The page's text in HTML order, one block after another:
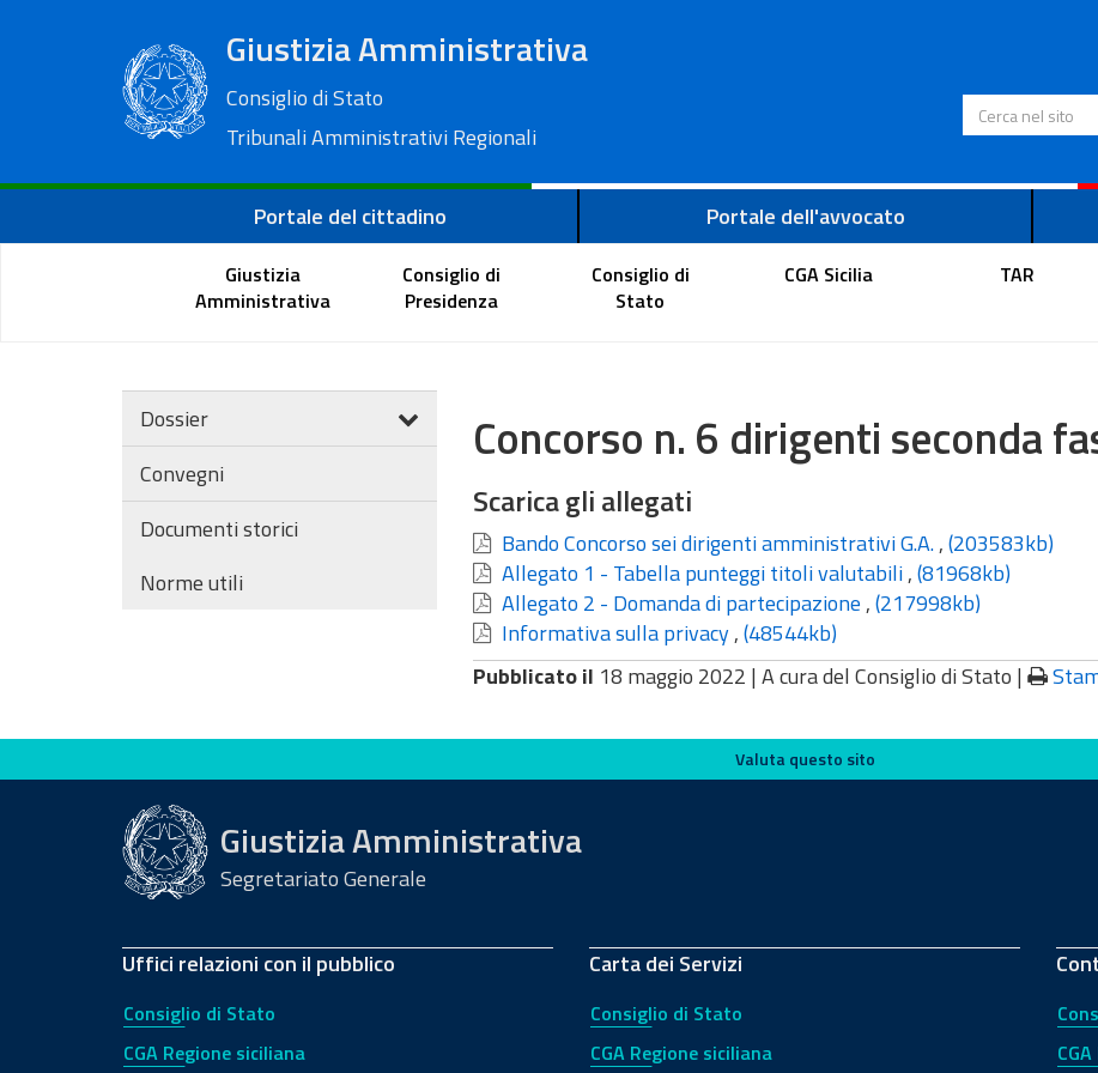
Giustizia Amministrativa
Consiglio di Stato
Tribunali Amministrativi Regionali
Cerca nel sito
Portale del cittadino Portale dell'avvocato
Giustizia
Amministrativa
Consiglio di
Presidenza
Consiglio di
Stato
CGA Sicilia TAR
Dossier
Convegni
Documenti storici
Norme utili
Concorso n. 6 dirigenti seconda
Scarica gli allegati
Bando Concorso sei dirigenti amministrativi G.A.,(203583kb)
Allegato 1 - Tabella punteggi titoli valutabili,(81968kb)
Allegato 2 - Domanda di partecipazione ,(217998kb)
Informativa sulla privacy,(48544kb)
Pubblicato il 18 maggio 2022 | A cura del Consiglio di Stato |
Valuta questo sito Valuta questo sito
Giustizia Amministrativa
Segretariato Generale
Uffici relazioni con il pubblico
Consiglio di Stato
CGA Regione siciliana
Carta dei Servizi
Consiglio di Stato
CGA Regione siciliana